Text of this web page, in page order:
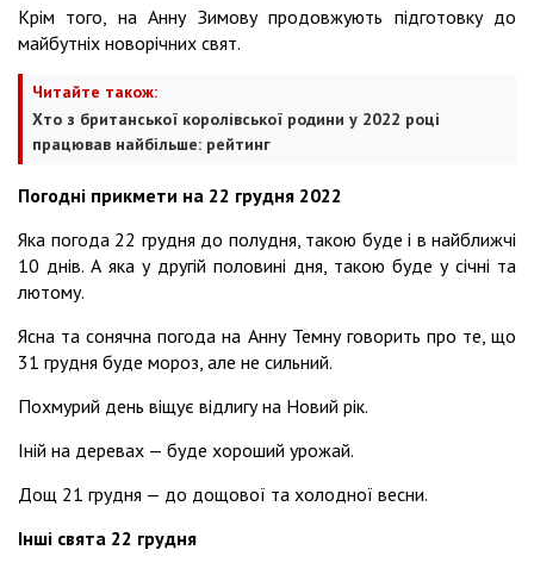
Крім того, на Анну Зимову продовжують підготовку до
майбутніх новорічних свят.
Читайте також:
Хто з британської королівської родини у 2022 році
працював найбільше: рейтинг
Погодні прикмети на 22 грудня 2022
Яка погода 22 грудня до полудня, такою буде і в найближчі
10 днів. А яка у другій половині дня, такою буде у січні та
лютому.
Ясна та сонячна погода на Анну Темну говорить про те, що
31 грудня буде мороз, але не сильний.
Похмурий день віщує відлигу на Новий рік.
Іній на деревах — буде хороший урожай.
Дощ 21 грудня — до дощової та холодної весни.
Інші свята 22 грудня